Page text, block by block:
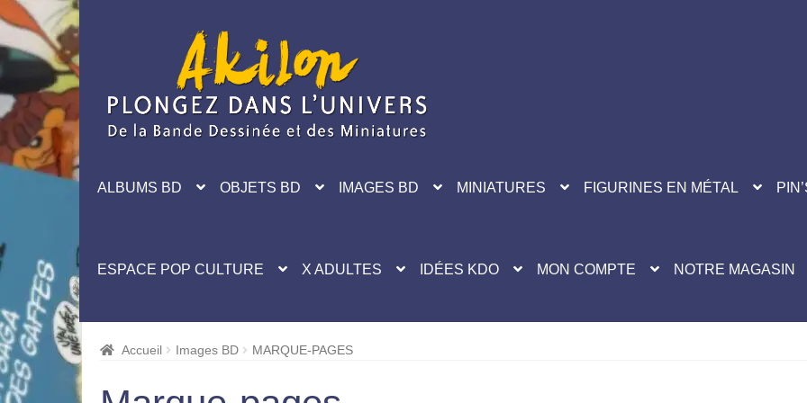
navigation
ALBUMS BD OBJETS BD IMAGES BD MINIATURES FIGURINES EN MÉTAL
ESPACE POP CULTURE X ADULTES IDÉES KDO MON COMPTE NOTRE MAGASIN
Accueil Images BD MARQUE-PAGES